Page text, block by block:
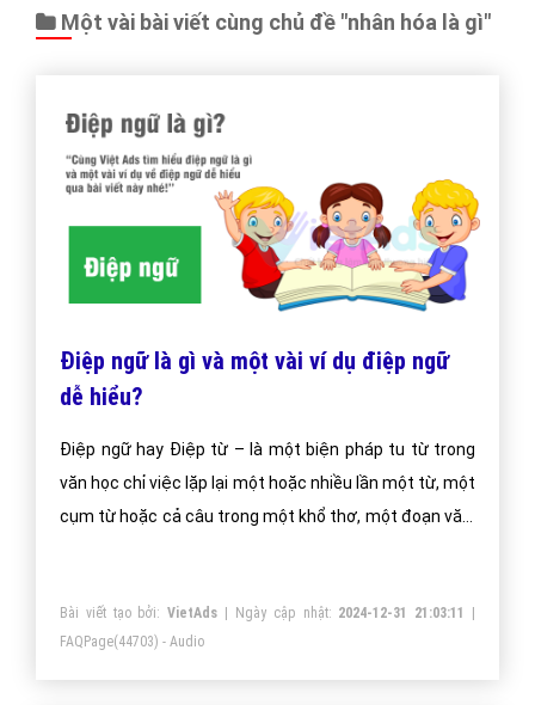
Một vài bài viết cùng chủ đề "nhân hóa là gì"
Điệp ngữ là gì và một vài ví dụ điệp ngữ
dễ hiểu?
Điệp ngữ hay Điệp từ – là một biện pháp tu từ trong
văn học chỉ việc lặp lại một hoặc nhiều lần một từ, một
cụm từ hoặc cả câu trong một khổ thơ, một đoạn văn;
Bài viết tạo bởi:VietAds | Ngày cập nhật: 2024-12-31 21:03:11
FAQPage(44703) - Audio